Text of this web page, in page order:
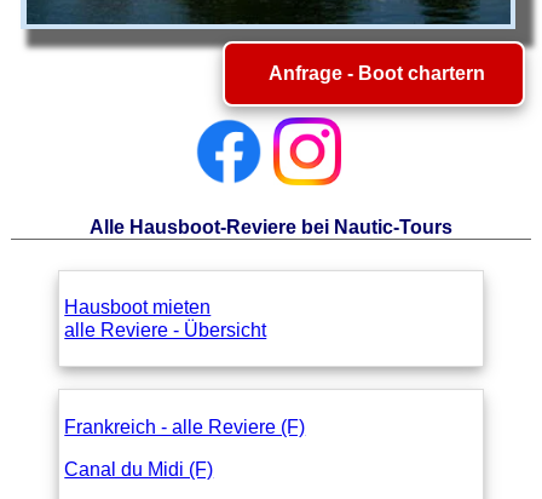
Anfrage - Boot chartern
Alle Hausboot-Reviere bei Nautic-Tours
Hausboot mieten
alle Reviere - Übersicht
Frankreich - alle Reviere (F)
Canal du Midi (F)